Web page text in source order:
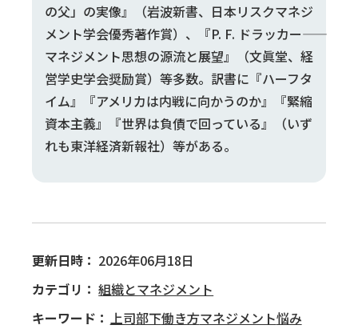
の父」の実像』（岩波新書、日本リスクマネジ
メント学会優秀著作賞）、『P. F. ドラッカー――
マネジメント思想の源流と展望』（文眞堂、経
営学史学会奨励賞）等多数。訳書に『ハーフタ
イム』『アメリカは内戦に向かうのか』『緊縮
資本主義』『世界は負債で回っている』（いず
れも東洋経済新報社）等がある。
更新日時： 2026年06月18日
カテゴリ： 組織とマネジメント
キーワード：
上司部下働き方マネジメント悩み